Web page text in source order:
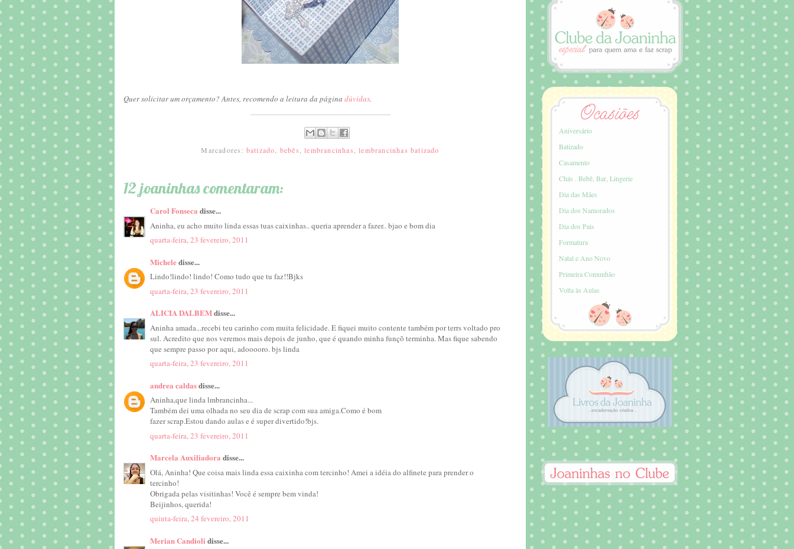
Quer solicitar um orçamento? Antes, recomendo a leitura da página dúvidas.
Marcadores: batizado bebês ,lembrancinhas ,lembrancinhas batizado
12 joaninhas comentaram:
Carol Fonseca disse...
Aninha, eu acho muito linda essas tuas caixinhas.. queria aprender a fazer.. bjao e bom dia
quarta-feira, 23 fevereiro, 2011
Micheledisse...
Lindo!lindo! lindo! Como tudo que tu faz!!Bjks
quarta-feira, 23 fevereiro, 2011
ALICIA DALBEMdisse...
Aninha amada...recebi teu carinho com muita felicidade. E fiquei muito contente também por terrs voltado pro
sul. Acredito que nos veremos mais depois de junho, que é quando minha funçõ terminha. Mas fique sabendo
que sempre passo por aqui, adooooro. bjs linda
quarta-feira, 23 fevereiro, 2011
andrea caldasdisse...
Aninha,que linda lmbrancinha...
Também dei uma olhada no seu dia de scrap com sua amiga.Como é bom
fazer scrap.Estou dando aulas e é super divertido!bjs.
quarta-feira, 23 fevereiro, 2011
Marcela Auxiliadora disse...
Olá, Aninha! Que coisa mais linda essa caixinha com tercinho! Amei a idéia do alfinete para prender o
tercinho!
Obrigada pelas visitinhas! Você é sempre bem vinda!
Beijinhos, querida!
quinta-feira, 24 fevereiro, 2011
Merian Candioli disse...
Aniversário
Batizado
Casamento
Chás . Bebê, Bar, Lingerie
Dia das Mães
Dia dos Namorados
Dia dos Pais
Formatura
Natal e Ano Novo
Primeira Comunhão
Volta às Aulas